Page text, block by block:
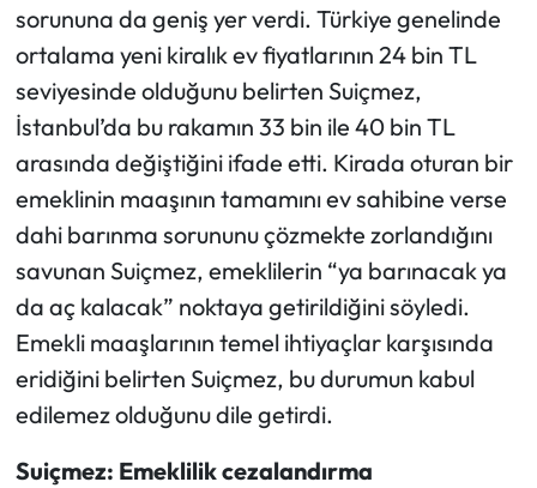
sorununa da geniş yer verdi. Türkiye genelinde
ortalama yeni kiralık ev fiyatlarının 24 bin TL
seviyesinde olduğunu belirten Suiçmez,
İstanbul’da bu rakamın 33 bin ile 40 bin TL
arasında değiştiğini ifade etti. Kirada oturan bir
emeklinin maaşının tamamını ev sahibine verse
dahi barınma sorununu çözmekte zorlandığını
savunan Suiçmez, emeklilerin “ya barınacak ya
da aç kalacak” noktaya getirildiğini söyledi.
Emekli maaşlarının temel ihtiyaçlar karşısında
eridiğini belirten Suiçmez, bu durumun kabul
edilemez olduğunu dile getirdi.
Suiçmez: Emeklilik cezalandırma